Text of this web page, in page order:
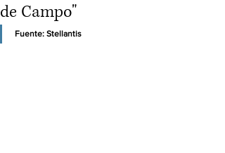
de Campo"
Fuente: Stellantis